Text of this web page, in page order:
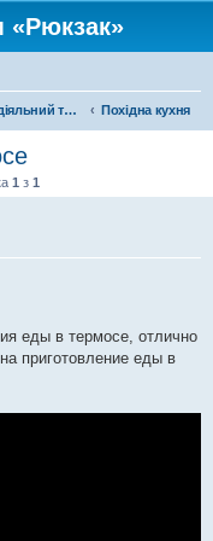
«Рюкзак»
Самодіяльний туризм Похідна кухня
1 з 1
еды в термосе, отлично
приготовление еды в